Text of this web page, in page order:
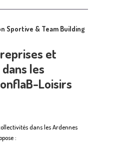
Sportive & Team Building
et
les
Loisirs
dans les Ardennes
: